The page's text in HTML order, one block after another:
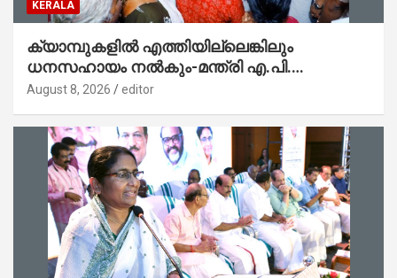
KERALA
ക്യാമ്പുകളിൽ എത്തിയില്ലെങ്കിലും
ധനസഹായം നൽകും-മന്ത്രി എ.പി.
അനിൽകുമാർ
August 8, 2026 editor